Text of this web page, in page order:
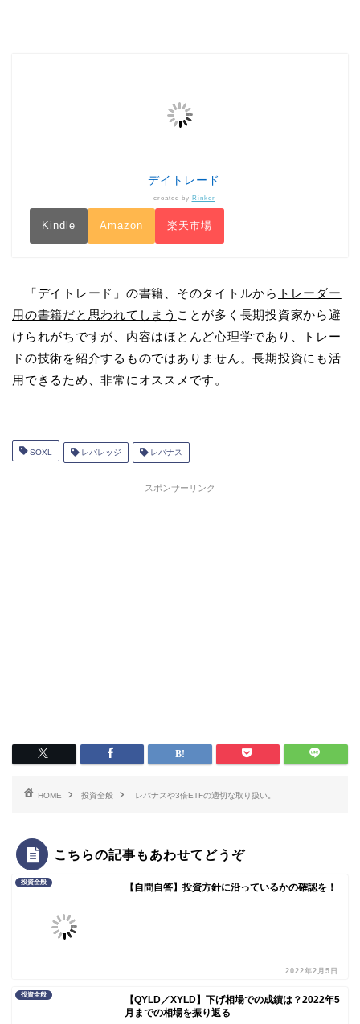
デイトレード
created by Rinker
Kindle Amazon 楽天市場
「デイトレード」の書籍、そのタイトルから トレーダー
用の書籍だと思われてしまう ことが多く長期投資家から避
けられがちですが、内容はほとんど心理学であり、トレー
ドの技術を紹介するものではありません。長期投資にも活
用できるため、非常にオススメです。
SOXL レバレッジ レバナス
スポンサーリンク
HOME 投資全般 レバナスや3倍ETFの適切な取り扱い。
こちらの記事もあわせてどうぞ
投資全般 【自問自答】投資方針に沿っているかの確認を！
2022年2月5日
投資全般
【QYLD／XYLD】下げ相場での成績は？2022年5
月までの相場を振り返る